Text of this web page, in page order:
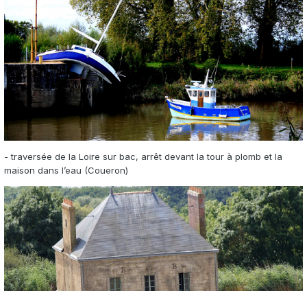
- traversée de la Loire sur bac, arrêt devant la tour à plomb et la
maison dans l’eau (Coueron)